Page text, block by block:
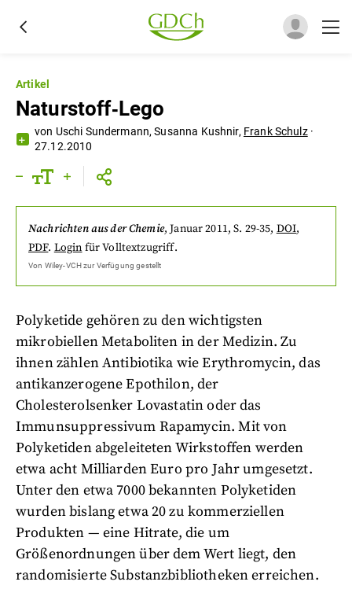
Artikel
Naturstoff‐Lego
von Uschi Sundermann,Susanna Kushnir, Frank Schulz·
27.12.2010
Nachrichten aus der Chemie,Januar 2011, S. 29-35, DOI,
PDF. Login für Volltextzugriff.
Von Wiley-VCHzur Verfügung gestellt
Polyketide gehören zu den wichtigsten
mikrobiellen Metaboliten in der Medizin. Zu
ihnen zählen Antibiotika wie Erythromycin, das
antikanzerogene Epothilon, der
Cholesterolsenker Lovastatin oder das
Immunsuppressivum Rapamycin. Mit von
Polyketiden abgeleiteten Wirkstoffen werden
etwa acht Milliarden Euro pro Jahr umgesetzt.
Unter den etwa 7000 bekannten Polyketiden
wurden bislang etwa 20 zu kommerziellen
Produkten — eine Hitrate, die um
Größenordnungen über dem Wert liegt, den
randomisierte Substanzbibliotheken erreichen.